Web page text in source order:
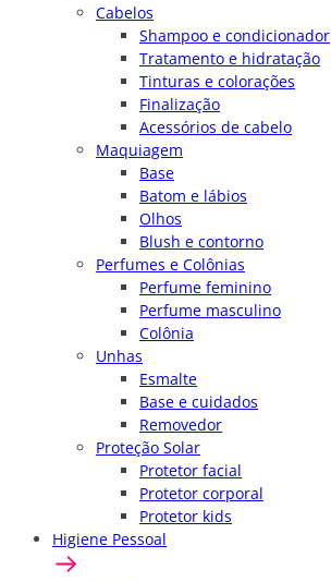
Cabelos
Shampoo e condicionador
Tratamento e hidratação
Tinturas e colorações
Finalização
Acessórios de cabelo
Maquiagem
Base
Batom e lábios
Olhos
Blush e contorno
Perfumes e Colônias
Perfume feminino
Perfume masculino
Colônia
Unhas
Esmalte
Base e cuidados
Removedor
Proteção Solar
Protetor facial
Protetor corporal
Protetor kids
Higiene Pessoal